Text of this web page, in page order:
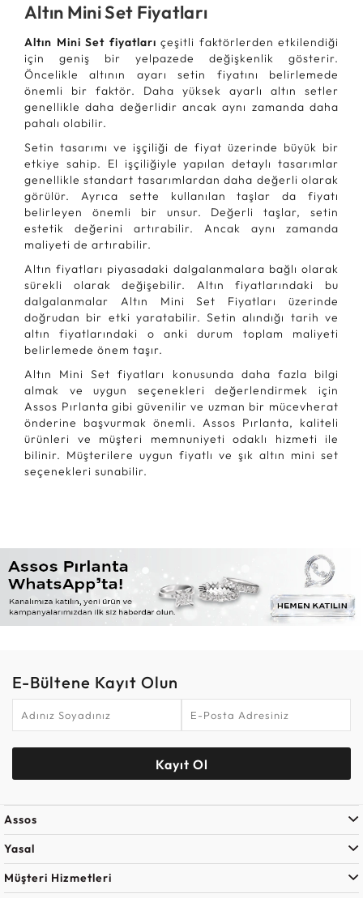
Altın Mini Set Fiyatları
Altın Mini Set fiyatları çeşitli faktörlerden etkilendiği
için geniş bir yelpazede değişkenlik gösterir.
Öncelikle altının ayarı setin fiyatını belirlemede
önemli bir faktör. Daha yüksek ayarlı altın setler
genellikle daha değerlidir ancak aynı zamanda daha
pahalı olabilir.
Setin tasarımı ve işçiliği de fiyat üzerinde büyük bir
etkiye sahip. El işçiliğiyle yapılan detaylı tasarımlar
genellikle standart tasarımlardan daha değerli olarak
görülür. Ayrıca sette kullanılan taşlar da fiyatı
belirleyen önemli bir unsur. Değerli taşlar, setin
estetik değerini artırabilir. Ancak aynı zamanda
maliyeti de artırabilir.
Altın fiyatları piyasadaki dalgalanmalara bağlı olarak
sürekli olarak değişebilir. Altın fiyatlarındaki bu
dalgalanmalar Altın Mini Set Fiyatları üzerinde
doğrudan bir etki yaratabilir. Setin alındığı tarih ve
altın fiyatlarındaki o anki durum toplam maliyeti
belirlemede önem taşır.
Altın Mini Set fiyatları konusunda daha fazla bilgi
almak ve uygun seçenekleri değerlendirmek için
Assos Pırlanta gibi güvenilir ve uzman bir mücevherat
önderine başvurmak önemli. Assos Pırlanta, kaliteli
ürünleri ve müşteri memnuniyeti odaklı hizmeti ile
bilinir. Müşterilere uygun fiyatlı ve şık altın mini set
seçenekleri sunabilir.
E-Bültene Kayıt Olun
Kayıt Ol
Assos
Yasal
Müşteri Hizmetleri